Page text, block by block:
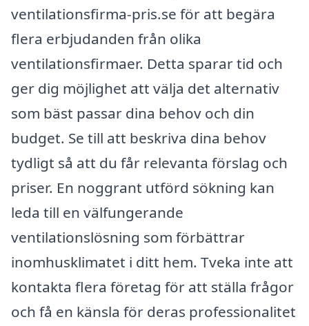
ventilationsfirma-pris.se för att begära
flera erbjudanden från olika
ventilationsfirmaer. Detta sparar tid och
ger dig möjlighet att välja det alternativ
som bäst passar dina behov och din
budget. Se till att beskriva dina behov
tydligt så att du får relevanta förslag och
priser. En noggrant utförd sökning kan
leda till en välfungerande
ventilationslösning som förbättrar
inomhusklimatet i ditt hem. Tveka inte att
kontakta flera företag för att ställa frågor
och få en känsla för deras professionalitet